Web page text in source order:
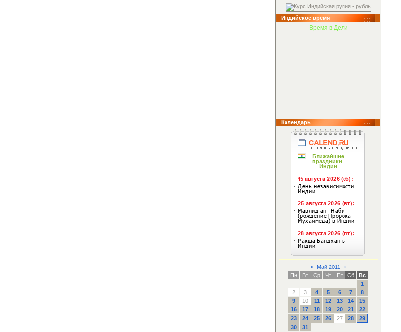
Индийское время
Время в Дели
Календарь
« Май 2011
»
Пн
Вт Ср Чт Пт Сб
Вс
1
2
3 4 5 6 7
8
9
10 11 12 13 14
15
16
17 18 19 20 21
22
23
24 25 26 27 28
29
30
31